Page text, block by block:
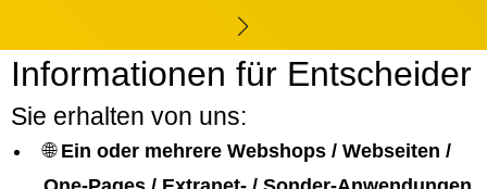
Informationen für Entscheider
Sie erhalten von uns:
🌐 Ein oder mehrere Webshops / Webseiten /